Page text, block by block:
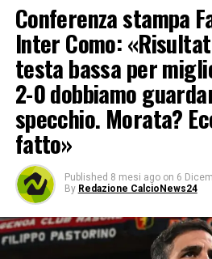
Conferenza stampa
Inter Como:
testa bassa per
2-0 dobbiamo
specchio. Morata?
fatto»
Published 8 mesi ago on 6
By Redazione CalcioNews24